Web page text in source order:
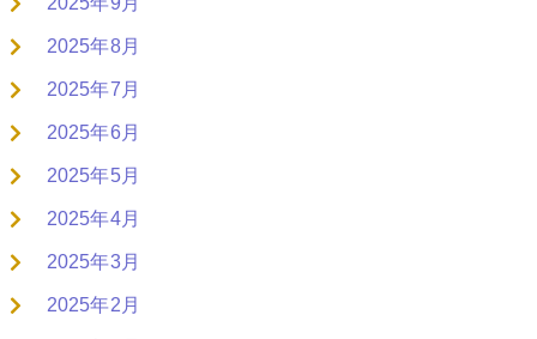
2025年8月
2025年7月
2025年6月
2025年5月
2025年4月
2025年3月
2025年2月